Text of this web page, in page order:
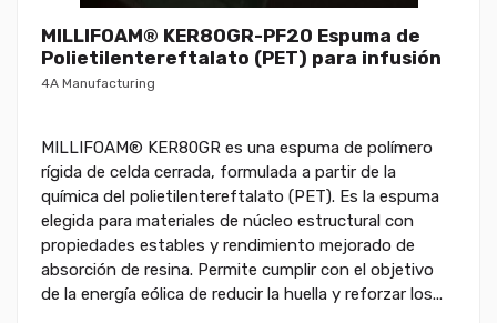
MILLIFOAM® KER80GR-PF20 Espuma de
Polietilentereftalato (PET) para infusión
4A Manufacturing
MILLIFOAM® KER80GR es una espuma de polímero
rígida de celda cerrada, formulada a partir de la
química del polietilentereftalato (PET). Es la espuma
elegida para materiales de núcleo estructural con
propiedades estables y rendimiento mejorado de
absorción de resina. Permite cumplir con el objetivo
de la energía eólica de reducir la huella y reforzar los...